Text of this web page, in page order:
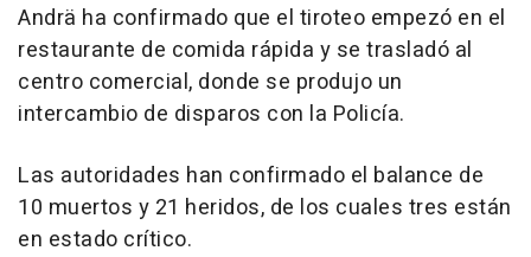
Andrä ha confirmado que el tiroteo empezó en el
restaurante de comida rápida y se trasladó al
centro comercial, donde se produjo un
intercambio de disparos con la Policía.
Las autoridades han confirmado el balance de
10 muertos y 21 heridos, de los cuales tres están
en estado crítico.